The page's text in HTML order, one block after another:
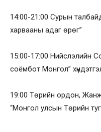
14:00-21:00 Сурын
харвааны адаг өрөг”
15:00-17:00 Нийслэлийн
соёмбот Монгол”
19:00 Төрийн ордон,
“Монгол улсын Төрийн